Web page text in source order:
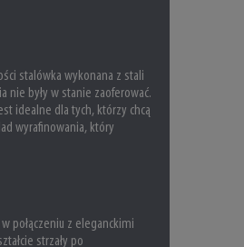
stalówka wykonana z stali
nie były w stanie zaoferować.
idealne dla tych, którzy chcą
wyrafinowania, który
połączeniu z eleganckimi
strzały po